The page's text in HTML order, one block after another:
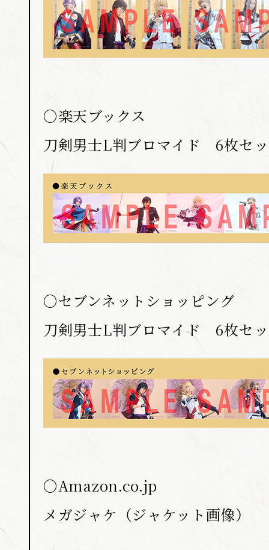
○楽天ブックス
刀剣男士L判ブロマイド 6枚セ
○セブンネットショッピング
刀剣男士L判ブロマイド 6枚セ
○Amazon.co.jp
メガジャケ（ジャケット画像）